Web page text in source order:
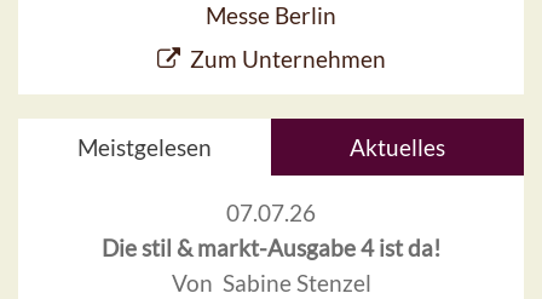
Messe Berlin
Zum Unternehmen
Meistgelesen Aktuelles
07.07.26
Die stil & markt-Ausgabe 4 ist da!
Von Sabine Stenzel